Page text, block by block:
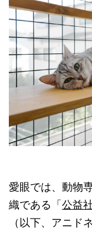
愛眼では、動物
織である「 公益
（以下、アニド